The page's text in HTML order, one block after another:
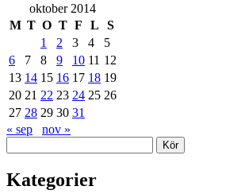
Sidopanel
oktober 2014
M T O T F L
S
1
2 3 4
5
6
7 8 9 10 11 12
13 14 15 16 17 18 19
20 21 22 23 24 25 26
27 28 29 30 31
« sep
nov »
Kategorier